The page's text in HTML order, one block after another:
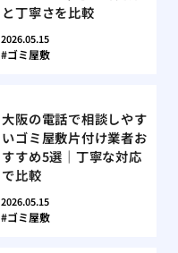
と丁寧さを比較
2026.05.15
ゴミ屋敷
大阪の電話で相談しやす
いゴミ屋敷片付け業者お
すすめ5選｜丁寧な対応
で比較
2026.05.15
ゴミ屋敷